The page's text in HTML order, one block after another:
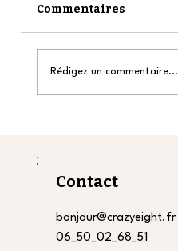
Commentaires
Rédigez un commentaire...
Contact
bonjour@crazyeight.fr
06_50_02_68_51